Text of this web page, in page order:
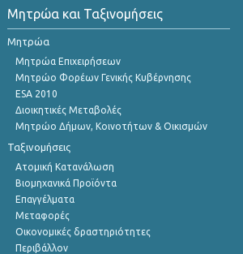
Μητρώα και Ταξινομήσεις
Μητρώα
Μητρώα Επιχειρήσεων
Μητρώο Φορέων Γενικής Κυβέρνησης
ESA 2010
Διοικητικές Μεταβολές
Μητρώο Δήμων, Κοινοτήτων & Οικισμών
Ταξινομήσεις
Ατομική Κατανάλωση
Βιομηχανικά Προϊόντα
Επαγγέλματα
Μεταφορές
Οικονομικές δραστηριότητες
Περιβάλλον